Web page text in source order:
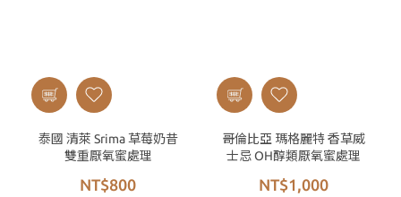
泰國 清萊 Srima 草莓奶昔
雙重厭氧蜜處理
NT$800
哥倫比亞 瑪格麗特 香草威
士忌 OH醇類厭氧蜜處理
NT$1,000